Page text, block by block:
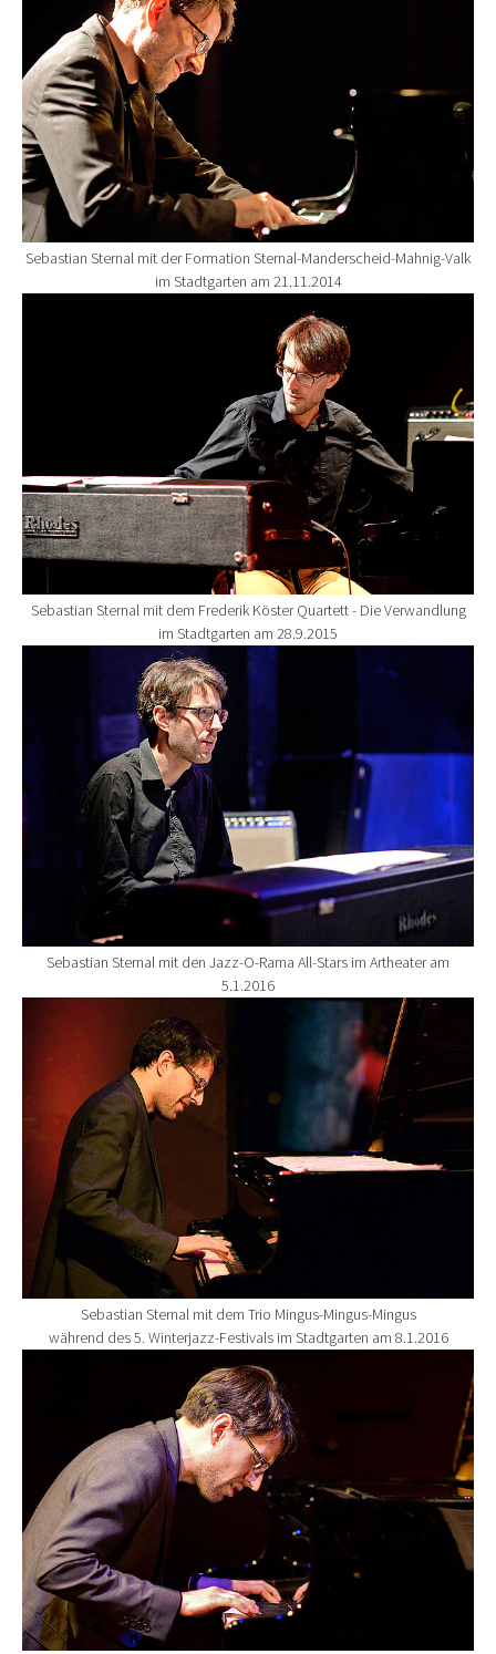
Sebastian Sternal mit der Formation Sternal-Manderscheid-Mahnig-Valk
im Stadtgarten am 21.11.2014
Sebastian Sternal mit dem Frederik Köster Quartett - Die Verwandlung
im Stadtgarten am 28.9.2015
Show larger version for:
Sebastian Sternal mit den Jazz-O-Rama All-Stars im Artheater am
5.1.2016
Sebastian Sternal mit dem Trio Mingus-Mingus-Mingus
während des 5. Winterjazz-Festivals im Stadtgarten am 8.1.2016
Show larger version for: